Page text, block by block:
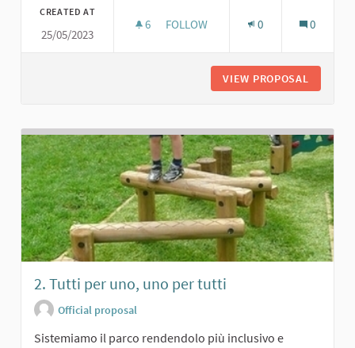
CREATED AT
25/05/2023
6 6 FOLLOWERS
FOLLOW 0 0
VIEW PROPOSAL
2. Tutti per uno, uno per tutti
Official proposal
Sistemiamo il parco rendendolo più inclusivo e